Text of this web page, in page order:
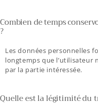
Combien de temps
?
Les données personnelles
longtemps que l’utilisateur
par la partie intéressée.
Quelle est la légitimité du